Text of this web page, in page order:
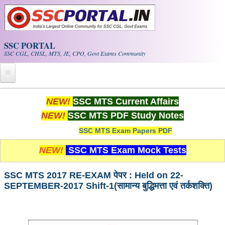
Skip to main content
SSC PORTAL
SSC CGL, CHSL, MTS, JE, CPO, Govt Exams Community
Whats New!
PDF NOTES
SSC CGL Tier-1 PDF NOTES
NEW! SSC MTS Current Affairs
NEW! SSC MTS PDF Study Notes
SSC MTS Exam Papers PDF
NEW! SSC MTS Exam Mock Tests
SSC MTS 2017 RE-EXAM पेपर : Held on 22-
SEPTEMBER-2017 Shift-1(सामान्य बुद्धिमत्ता एवं तर्कशक्ति)